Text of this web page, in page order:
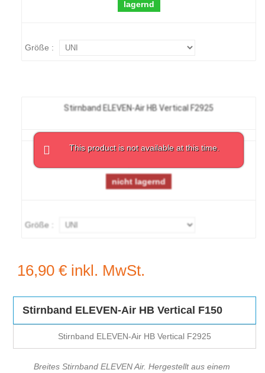
lagernd
Größe :
Stirnband ELEVEN-Air HB Vertical F2925
nicht lagernd
Größe :
This product is not available at this time.
16,90 € inkl. MwSt.
Stirnband ELEVEN-Air HB Vertical F150
Stirnband ELEVEN-Air HB Vertical F2925
Breites Stirnband ELEVEN Air. Hergestellt aus einem